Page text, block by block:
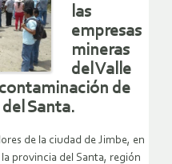
las
empresas
mineras
del Valle
de
Santa.
de la ciudad de Jimbe, en
provincia del Santa, región